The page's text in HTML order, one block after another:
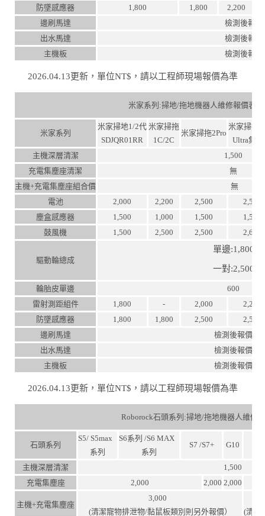
防墜感應器
1,800 1,800
2,200
邊刷馬達
檢測後報價
出水馬達
檢測後報價
主機板
檢測後報價
2026.04.13更新，單位NT$，請以工程師現場報價為準
米家系列:掃地/拖地機器人維修報價表
米家系列
米家掃地1/2代
SDJQR01RR
米家掃拖
1C/2C
米家掃拖2Pro
米家掃拖
Ultra集
主機深層清潔
1,500
充電集塵座清潔
無
主機+充電集塵座組合價
無
電池
2,000 2,200 2,500
2,500
塵盒感應器
1,500 1,000 1,500
1,500
鼓風機
1,500 2,500 2,500 2,600
驅動輪總成
單邊:1,800
一對:2,500
輪胎皮單邊
600
雷射測距組件
1,800 - 2,000
2,200
防墜感應器
1,800 1,800 2,500
2,500
邊刷馬達
檢測後報價
出水馬達
檢測後報價
主機板
檢測後報價
2026.04.13更新，單位NT$，請以工程師現場報價為準
Roborock石頭系列:掃地/拖地機器人維修
石頭系列
S5/ S5max
系列
S6系列 /S6 MAX
系列
S7 /S7+ G10
主機深層清潔
1,500
充電集塵座
2,000 2,000 2,000
主機+充電集塵座
3,000
(清潔寵物排泄物/黏鼠板類別則另外報價）
(清潔